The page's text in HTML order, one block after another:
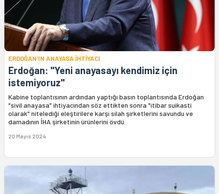
ERDOĞAN'IN ANAYASA İHTİYACI
Erdoğan: "Yeni anayasayı kendimiz için
istemiyoruz"
Kabine toplantısının ardından yaptığı basın toplantısında Erdoğan
"sivil anayasa" ihtiyacından söz ettikten sonra "itibar suikasti
olarak" nitelediği eleştirilere karşı silah şirketlerini savundu ve
damadının İHA şirketinin ürünlerini övdü.
20 Mayıs 2024